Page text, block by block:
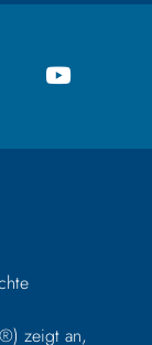
zeigt an,